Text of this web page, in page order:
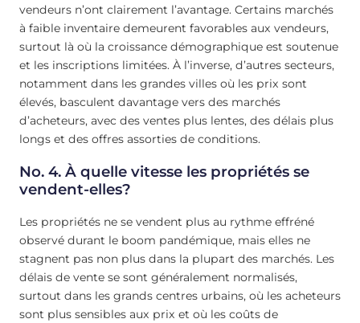
vendeurs n’ont clairement l’avantage. Certains marchés
à faible inventaire demeurent favorables aux vendeurs,
surtout là où la croissance démographique est soutenue
et les inscriptions limitées. À l’inverse, d’autres secteurs,
notamment dans les grandes villes où les prix sont
élevés, basculent davantage vers des marchés
d’acheteurs, avec des ventes plus lentes, des délais plus
longs et des offres assorties de conditions.
No. 4. À quelle vitesse les propriétés se
vendent-elles?
Les propriétés ne se vendent plus au rythme effréné
observé durant le boom pandémique, mais elles ne
stagnent pas non plus dans la plupart des marchés. Les
délais de vente se sont généralement normalisés,
surtout dans les grands centres urbains, où les acheteurs
sont plus sensibles aux prix et où les coûts de